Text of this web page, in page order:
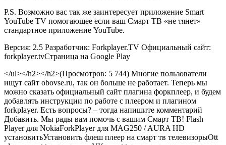
P.S. Возможно вас так же заинтересует приложение Smart
YouTube TV помогающее если ваш Смарт ТВ «не тянет»
стандартное приложение YouTube.
Версия: 2.5 Разработчик: Forkplayer.TV Официальный сайт:
forkplayer.tvСтраница на Google Play
</ul></h2></h2>(Просмотров: 5 744) Многие пользователи
ищут сайт obovse.ru, так он больше не работает. Теперь мы
можно сказать официальный сайт плагина форкплеер, и будем
добавлять инструкции по работе с плеером и плагином
forkplayer. Есть вопросы? – тогда напишите комментарий
Добавить. Мы рады вам помочь с вашим Смарт ТВ! Flash
Player для NokiaForkPlayer для MAG250 / AURA HD
установитьУстановить флеш плеер на смарт тв телевизорыOtt